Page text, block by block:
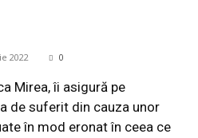
2022 0
Mirea, îi asigură pe
de suferit din cauza unor
în mod eronat în ceea ce